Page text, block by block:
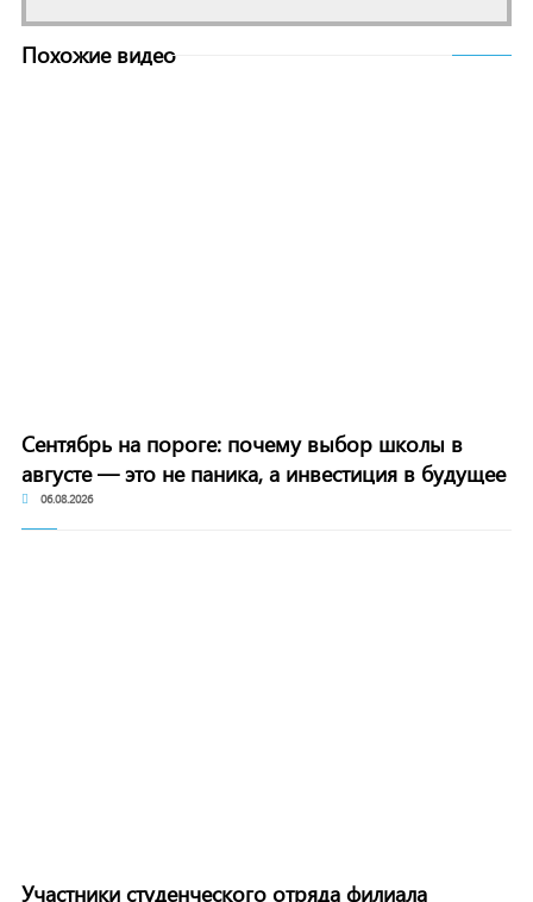
Похожие видео
Сентябрь на пороге: почему выбор школы в
августе — это не паника, а инвестиция в будущее
06.08.2026
Участники студенческого отряда филиала